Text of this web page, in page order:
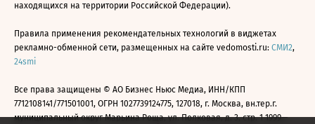
находящихся на территории Российской Федерации).
Правила применения рекомендательных технологий в виджетах
рекламно-обменной сети, размещенных на сайте vedomosti.ru: СМИ2,
24smi
Все права защищены © АО Бизнес Ньюс Медиа, ИНН/КПП
7712108141/771501001, ОГРН 1027739124775, 127018, г. Москва, вн.тер.г.
муниципальный округ Марьина Роща, ул. Полковая, д. 3, стр. 1 1999—